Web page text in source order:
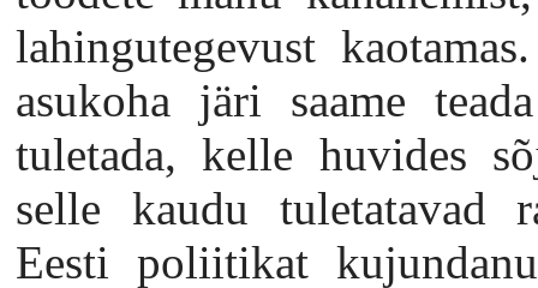
lahingutegevust
asukoha järi saame
tuletada, kelle huvides
selle kaudu tuletatavad
Eesti poliitikat